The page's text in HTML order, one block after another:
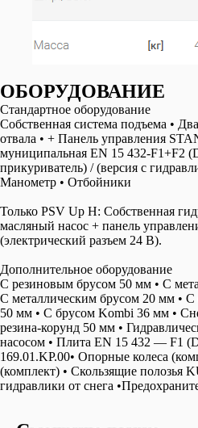
OБОРУДОВАНИЕ
Стандартное оборудование
Собственная система подъема •
отвала • + Панель управления
муниципальная EN 15 432-F1+F2
прикуриватель) / (версия с
Манометр • Отбойники
Только PSV Up H: Собственная
масляный насос + панель
(электрический разъем 24 В).
Дополнительное оборудование
C резиновым брусом 50 мм • С
С металлическим брусом 20 мм •
50 мм • С брусом Kombi 36 мм •
резина-корунд 50 мм •
насосом • Плита EN 15 432 — F1
169.01.KP.00• Опорные колеса
(комплект) • Скользящие полозья
гидравлики от снега